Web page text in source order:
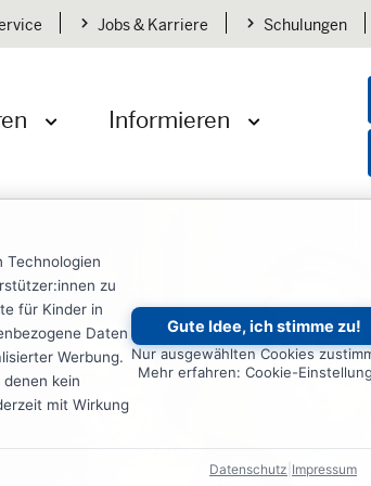
Technologien
zu
für Kinder in
Daten
Werbung.
kein
mit Wirkung
Gute Idee, ich stimme zu!
Nur ausgewählten Cookies
Mehr erfahren: Cookie-
Datenschutz Impressum
Jobs & Karriere Schulungen
Informieren